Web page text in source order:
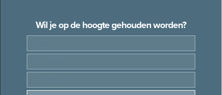
Wil je op de hoogte gehouden worden?